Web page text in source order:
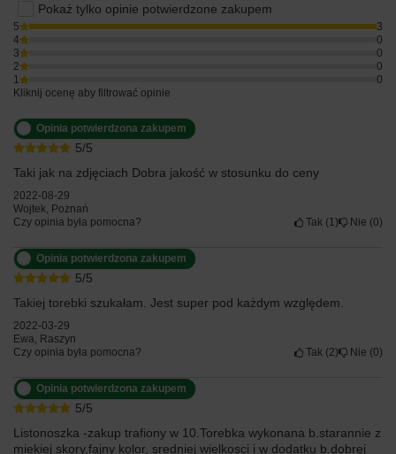
Pokaż tylko opinie potwierdzone zakupem
5
3
4
0
3
0
2
0
1
0
Kliknij ocenę aby filtrować opinie
5/5
Opinia potwierdzona zakupem
Taki jak na zdjęciach Dobra jakość w stosunku do ceny
2022-08-29
Wojtek, Poznań
Czy opinia była pomocna?
Tak 1 Nie 0
5/5
Opinia potwierdzona zakupem
Takiej torebki szukałam. Jest super pod każdym względem.
2022-03-29
Ewa, Raszyn
Czy opinia była pomocna?
Tak 2 Nie 0
5/5
Opinia potwierdzona zakupem
Listonoszka -zakup trafiony w 10.Torebka wykonana b.starannie z
miekiej skory,fajny kolor, sredniej wielkosci i w dodatku b.dobrej